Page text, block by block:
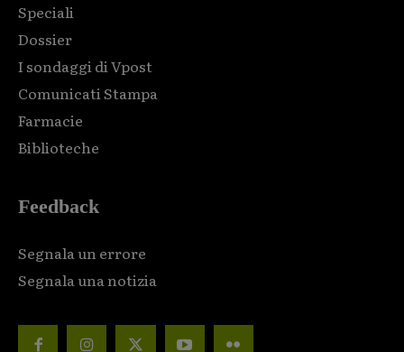
Speciali
Dossier
I sondaggi di Vpost
Comunicati Stampa
Farmacie
Biblioteche
Feedback
Segnala un errore
Segnala una notizia